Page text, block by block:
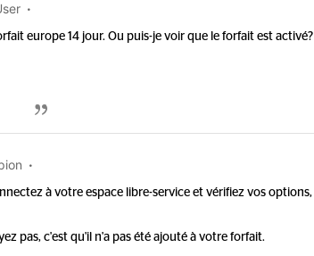
europe 14 jour. Ou puis-je voir que le forfait est activé?
à votre espace libre-service et vérifiez vos
pas, c'est qu'il n'a pas été ajouté à votre forfait.